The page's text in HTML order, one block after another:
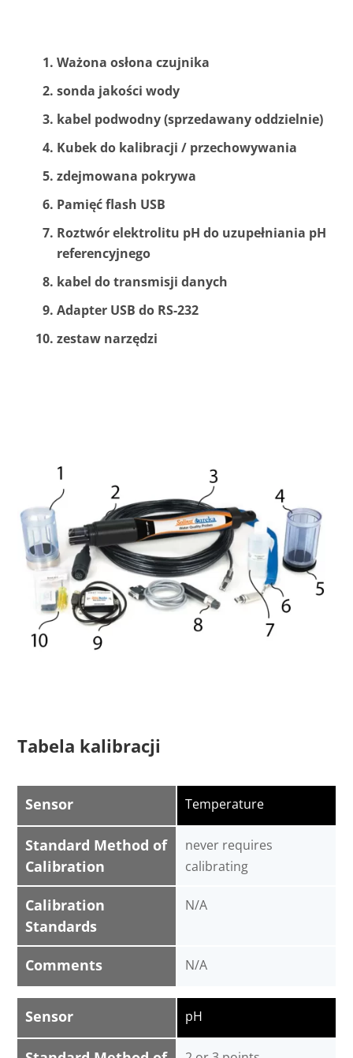
Ważona osłona czujnika
sonda jakości wody
kabel podwodny (sprzedawany oddzielnie)
Kubek do kalibracji / przechowywania
zdejmowana pokrywa
Pamięć flash USB
Roztwór elektrolitu pH do uzupełniania pH
referencyjnego
kabel do transmisji danych
Adapter USB do RS-232
zestaw narzędzi
Tabela kalibracji
Sensor
Standard Method of
Calibration
Calibration
Standards
Comments
Temperature
never requires
calibrating
N/A
N/A
Sensor pH